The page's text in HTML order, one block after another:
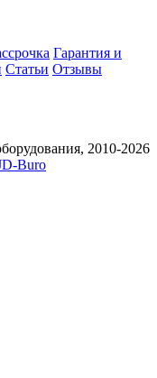
Гарантия и
Статьи Отзывы
2010-2026
Buro